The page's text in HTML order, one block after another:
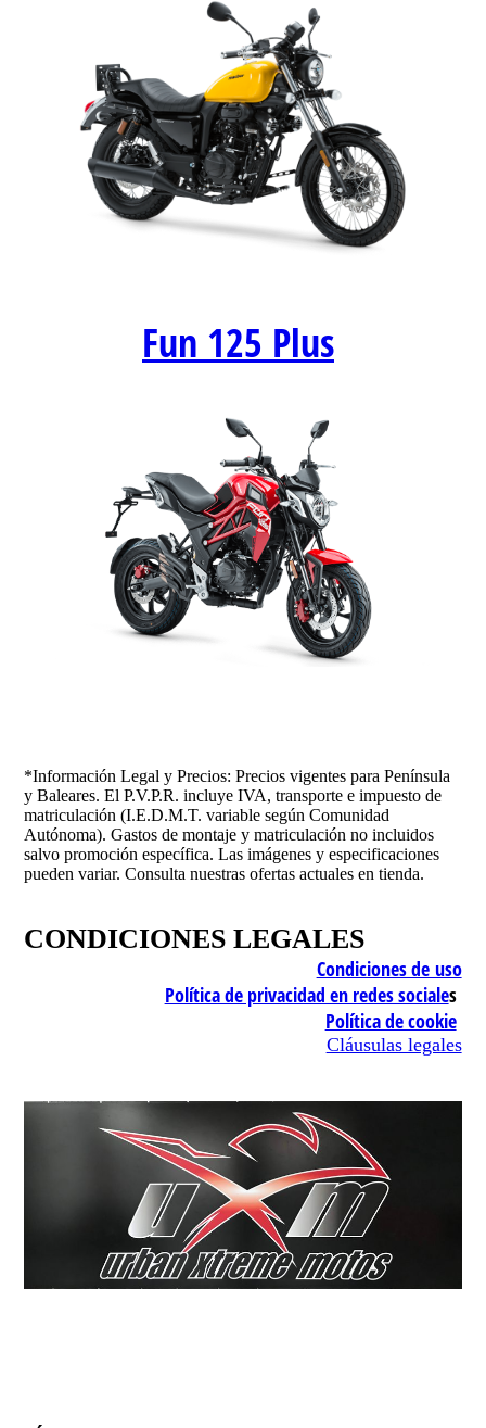
Fun 125 Plus
*Información Legal y Precios: Precios vigentes para Península
y Baleares. El P.V.P.R. incluye IVA, transporte e impuesto de
matriculación (I.E.D.M.T. variable según Comunidad
Autónoma). Gastos de montaje y matriculación no incluidos
salvo promoción específica. Las imágenes y especificaciones
pueden variar. Consulta nuestras ofertas actuales en tienda.
CONDICIONES LEGALES
Condiciones de uso
Política de privacidad en redes sociales
Política de cookie
Cláusulas legales